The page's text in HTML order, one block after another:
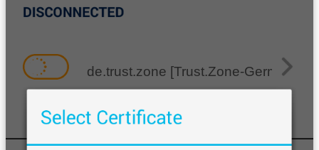
de.trust.zone [Trust.Zone-Germany]